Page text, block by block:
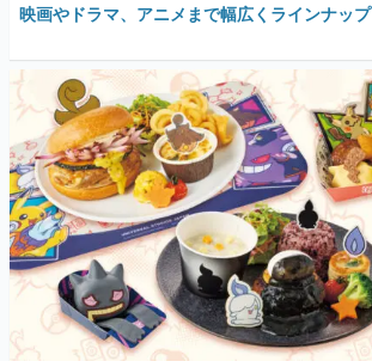
映画やドラマ、アニメまで幅広くラインナップ